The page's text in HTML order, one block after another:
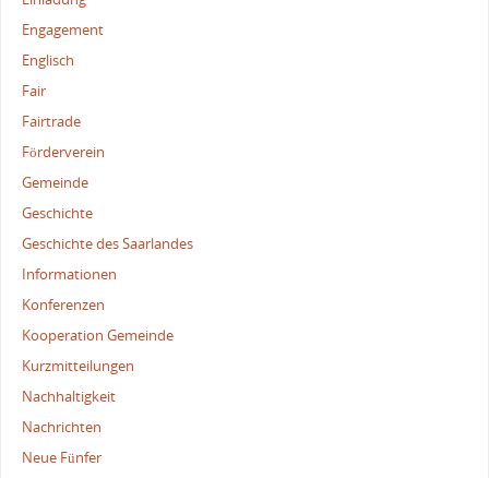
Engagement
Englisch
Fair
Fairtrade
Förderverein
Gemeinde
Geschichte
Geschichte des Saarlandes
Informationen
Konferenzen
Kooperation Gemeinde
Kurzmitteilungen
Nachhaltigkeit
Nachrichten
Neue Fünfer